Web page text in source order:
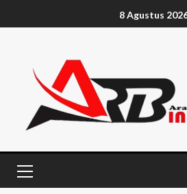
8 Agustus